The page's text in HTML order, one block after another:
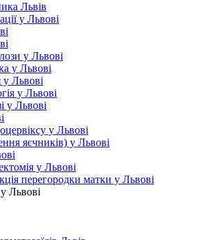
Львів
у Львові
у Львові
у Львові
у Львові
у Львові
у Львові
у Львові
яєчників) у Львові
у Львові
перегородки матки у Львові
Львові